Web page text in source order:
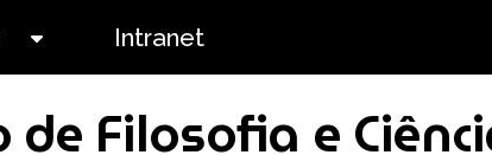
Intranet
Filosofia e